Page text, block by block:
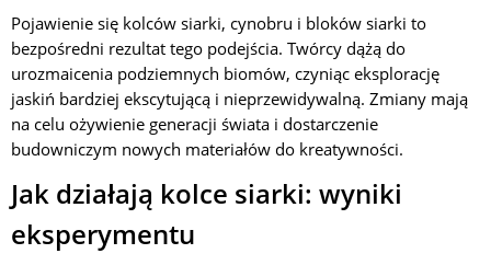
Pojawienie się kolców siarki, cynobru i bloków siarki to
bezpośredni rezultat tego podejścia. Twórcy dążą do
urozmaicenia podziemnych biomów, czyniąc eksplorację
jaskiń bardziej ekscytującą i nieprzewidywalną. Zmiany mają
na celu ożywienie generacji świata i dostarczenie
budowniczym nowych materiałów do kreatywności.
Jak działają kolce siarki: wyniki
eksperymentu